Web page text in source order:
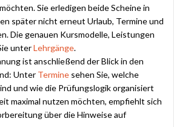
Sie erledigen beide Scheine in
später nicht erneut Urlaub, Termine und
Die genauen Kursmodelle, Leistungen
unterLehrgänge.
ist anschließend der Blick in den
Unter Termine sehen Sie, welche
und wie die Prüfungslogik organisiert
maximal nutzen möchten, empfiehlt sich
über die Hinweise auf